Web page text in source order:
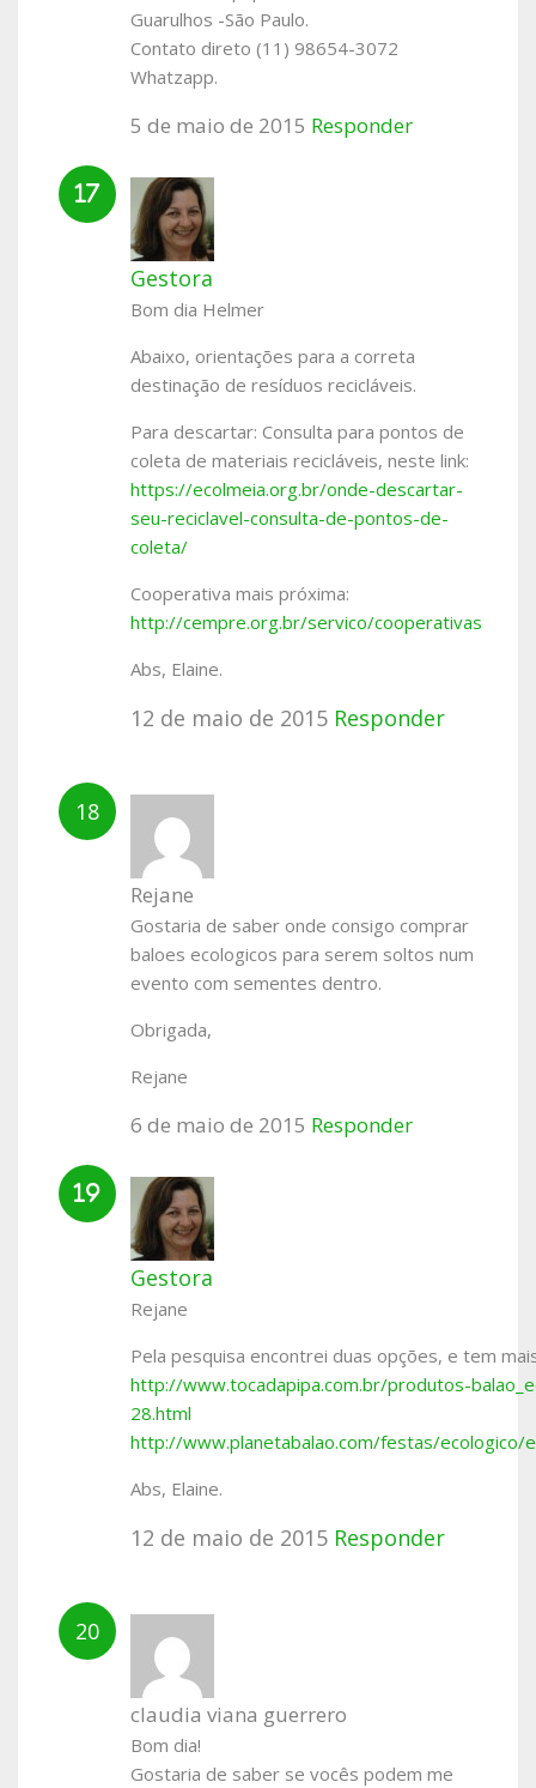
Guarulhos -São Paulo.
Contato direto (11) 98654-3072
Whatzapp.
5 de maio de 2015 Responder
Gestora
Bom dia Helmer
Abaixo, orientações para a correta
destinação de resíduos recicláveis.
Para descartar: Consulta para pontos de
coleta de materiais recicláveis, neste link:
https://ecolmeia.org.br/onde-descartar-
seu-reciclavel-consulta-de-pontos-de-
coleta/
Cooperativa mais próxima:
http://cempre.org.br/servico/cooperativas
Abs, Elaine.
12 de maio de 2015 Responder
Rejane
Gostaria de saber onde consigo comprar
baloes ecologicos para serem soltos num
evento com sementes dentro.
Obrigada,
Rejane
6 de maio de 2015 Responder
Gestora
Rejane
Pela pesquisa encontrei duas opções, e tem
http://www.tocadapipa.com.br/produtos-
28.html
http://www.planetabalao.com/festas/ecologico/
Abs, Elaine.
12 de maio de 2015 Responder
claudia viana guerrero
Bom dia!
Gostaria de saber se vocês podem me